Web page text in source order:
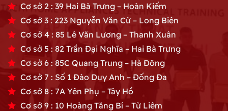
Cơ sở 2 : 39 Hai Bà Trưng – Hoàn Kiếm
Cơ sở 3 : 223 Nguyễn Văn Cừ – Long Biên
Cơ sở 4 : 85 Lê Văn Lương – Thanh Xuân
Cơ sở 5 : 82 Trần Đại Nghĩa – Hai Bà Trưng
Cơ sở 6 : 85C Quang Trung – Hà Đông
Cơ sở 7 : Số 1 Đào Duy Anh – Đống Đa
Cơ sở 8 : 7A Yên Phụ – Tây Hồ
Cơ sở 9 : 10 Hoàng Tăng Bí – Từ Liêm